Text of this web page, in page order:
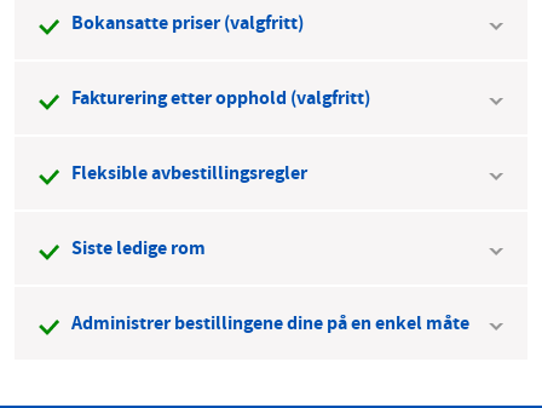
Bokansatte priser (valgfritt)
Fakturering etter opphold (valgfritt)
Fleksible avbestillingsregler
Siste ledige rom
Administrer bestillingene dine på en enkel måte